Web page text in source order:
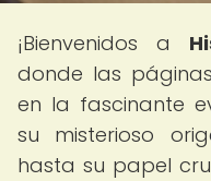
¡Bienvenidos a
donde las
en la fascinante
su misterioso
hasta su papel